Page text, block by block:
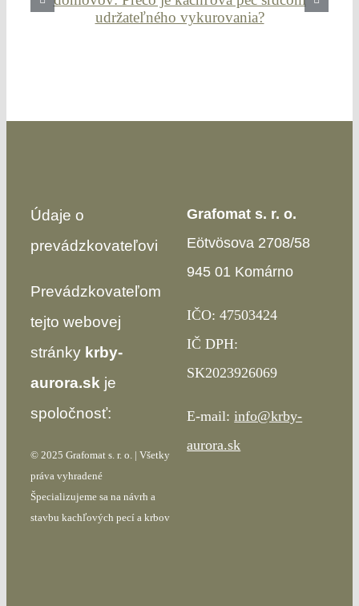
Údaje o
prevádzkovateľovi
Prevádzkovateľom
tejto webovej
stránky krby-
aurora.sk je
spoločnosť:
© 2025 Grafomat s. r. o. | Všetky
práva vyhradené
Špecializujeme sa na návrh a
stavbu kachľových pecí a krbov
Grafomat s. r. o.
Eötvösova 2708/58
945 01 Komárno
IČO: 47503424
IČ DPH:
SK2023926069
E-mail:info@krby-
aurora.sk